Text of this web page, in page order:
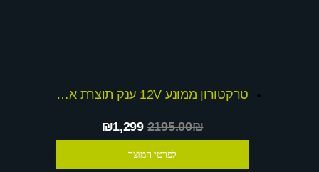
טרקטורון ממונע 12V ענק תוצרת אינגסה ספרד + שובר הנחה
₪1,2992195.00₪
לפרטי המוצר